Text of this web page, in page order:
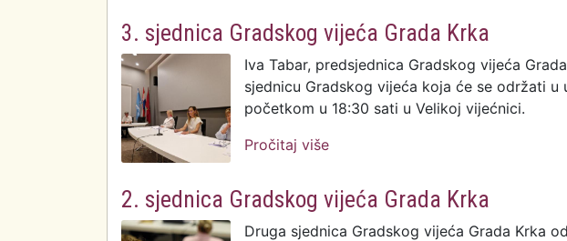
3. sjednica Gradskog vijeća Grada Krka
Iva Tabar, predsjednica Gradskog vijeća
sjednicu Gradskog vijeća koja će se održati
početkom u 18:30 sati u Velikoj vijećnici.
Pročitaj više
2. sjednica Gradskog vijeća Grada Krka
Druga sjednica Gradskog vijeća Grada Krka